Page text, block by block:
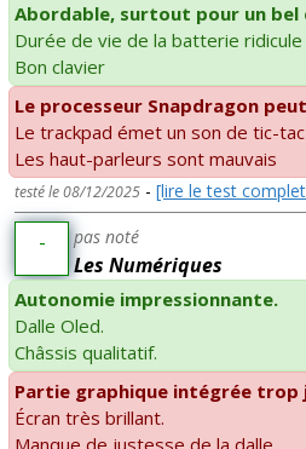
Abordable, surtout pour un bel
Durée de vie de la batterie ridicule
Bon clavier
Le processeur Snapdragon
Le trackpad émet un son de tic-
Les haut-parleurs sont mauvais
testé le 08/12/2025 - [lire le test
- pas noté
Les Numériques
Autonomie impressionnante.
Dalle Oled.
Châssis qualitatif.
Partie graphique intégrée trop
Écran très brillant.